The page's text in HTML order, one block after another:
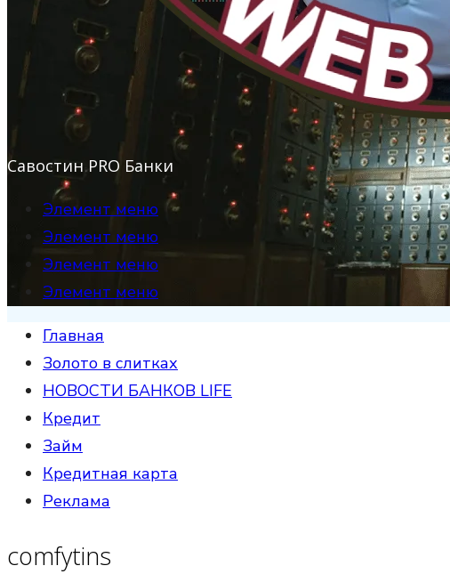
Савостин PRO Банки
Элемент меню
Элемент меню
Элемент меню
Элемент меню
Главная
Золото в слитках
НОВОСТИ БАНКОВ LIFE
Кредит
Займ
Кредитная карта
Реклама
comfytins